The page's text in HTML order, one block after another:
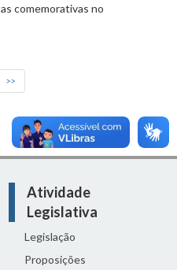
comemorativas no
>>
Atividade
Legislativa
Legislação
Proposições